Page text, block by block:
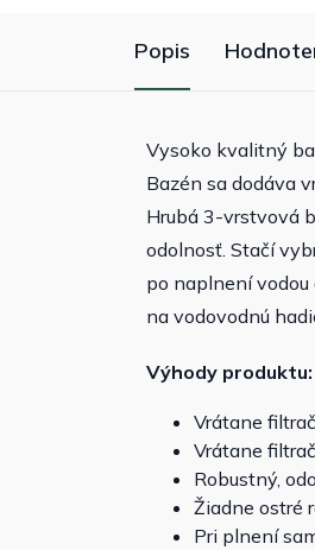
Popis
Vysoko kvalitný
Bazén sa dodáva
Hrubá 3-vrstvová
odolnosť. Stačí
po naplnení
na vodovodnú
Výhody produktu:
Vrátane
Vrátane
Robustný,
Žiadne ostré
Pri plnení